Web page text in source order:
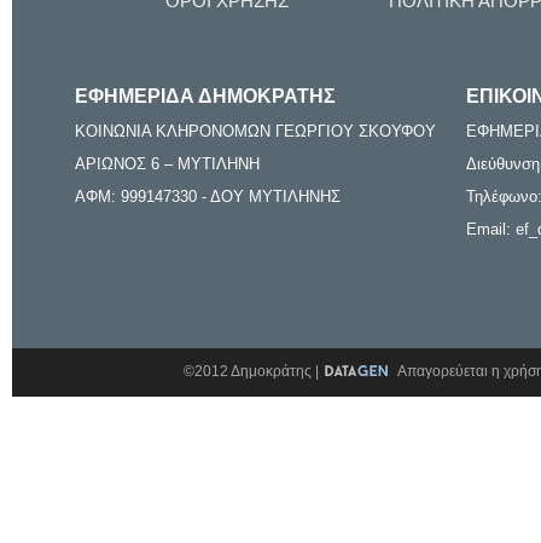
ΕΦΗΜΕΡΙΔΑ ΔΗΜΟΚΡΑΤΗΣ
ΚΟΙΝΩΝΙΑ ΚΛΗΡΟΝΟΜΩΝ ΓΕΩΡΓΙΟΥ ΣΚΟΥΦΟΥ
ΑΡΙΩΝΟΣ 6 – ΜΥΤΙΛΗΝΗ
ΑΦΜ: 999147330 - ΔΟΥ ΜΥΤΙΛΗΝΗΣ
Email:
©2012 Δημοκράτης | Απαγορεύεται η